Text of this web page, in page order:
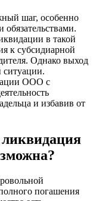
шаг, особенно
в такой
к субсидиарной
Однако выход
ситуации.
ООО с
и избавив от
погашения